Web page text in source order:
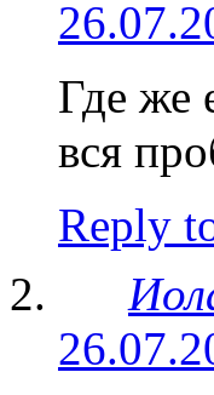
Где же
вся
Reply